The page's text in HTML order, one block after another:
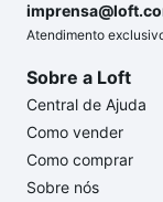
Atendimento
Sobre a Loft
Central de Ajuda
Como vender
Como comprar
Sobre nós